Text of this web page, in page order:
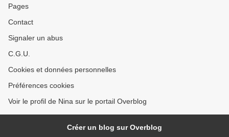
Pages
Contact
Signaler un abus
C.G.U.
Cookies et données personnelles
Préférences cookies
Voir le profil de Nina sur le portail Overblog
Créer un blog sur Overblog